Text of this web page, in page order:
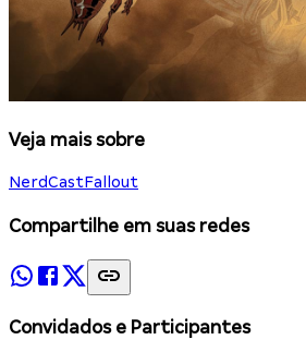
Veja mais sobre
NerdCastFallout
Compartilhe em suas redes
Convidados e Participantes